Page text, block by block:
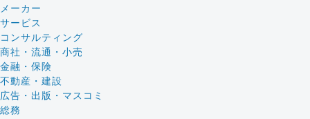
メーカー
サービス
コンサルティング
商社・流通・小売
金融・保険
不動産・建設
広告・出版・マスコミ
総務